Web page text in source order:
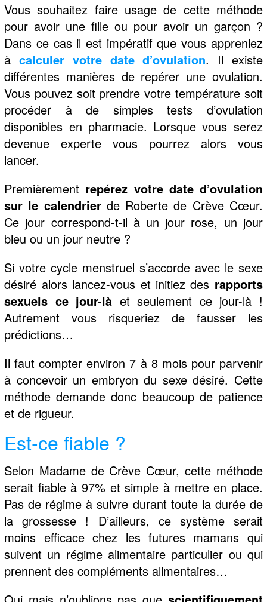
Vous souhaitez faire usage de cette méthode
pour avoir une fille ou pour avoir un garçon ?
Dans ce cas il est impératif que vous appreniez
à calculer votre date d’ovulation. Il existe
différentes manières de repérer une ovulation.
Vous pouvez soit prendre votre température soit
procéder à de simples tests d’ovulation
disponibles en pharmacie. Lorsque vous serez
devenue experte vous pourrez alors vous
lancer.
Premièrement repérez votre date d’ovulation
sur le calendrierde Roberte de Crève Cœur.
Ce jour correspond-t-il à un jour rose, un jour
bleu ou un jour neutre ?
Si votre cycle menstruel s’accorde avec le sexe
désiré alors lancez-vous et initiez des rapports
sexuels ce jour-là et seulement ce jour-là !
Autrement vous risqueriez de fausser les
prédictions…
Il faut compter environ 7 à 8 mois pour parvenir
à concevoir un embryon du sexe désiré. Cette
méthode demande donc beaucoup de patience
et de rigueur.
Est-ce fiable ?
Selon Madame de Crève Cœur, cette méthode
serait fiable à 97% et simple à mettre en place.
Pas de régime à suivre durant toute la durée de
la grossesse ! D’ailleurs, ce système serait
moins efficace chez les futures mamans qui
suivent un régime alimentaire particulier ou qui
prennent des compléments alimentaires…